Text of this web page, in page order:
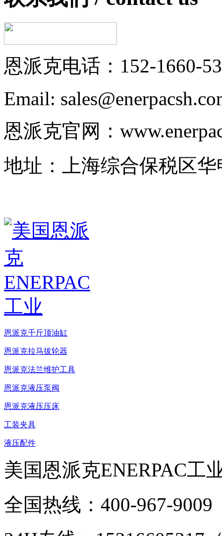
恩派克电话：152-1660-
Email:
恩派克官网：
地址：上海综合保税区华
恩派克千斤顶油缸
恩派克拉马拔轮器
恩派克法兰维护工具
恩派克液压泵阀
恩派克液压压床
工装夹具
液压配件
美国恩派克ENERPAC工
全国热线：400-967-9009